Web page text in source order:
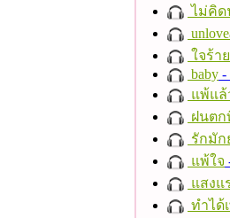
ไม่คิด
ใจร้าย
baby -
แพ้แล้
ฝนตก
รักมัก
แพ้ใจ
แสงแ
ทำได้